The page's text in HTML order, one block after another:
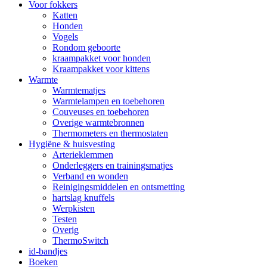
Voor fokkers
Katten
Honden
Vogels
Rondom geboorte
kraampakket voor honden
Kraampakket voor kittens
Warmte
Warmtematjes
Warmtelampen en toebehoren
Couveuses en toebehoren
Overige warmtebronnen
Thermometers en thermostaten
Hygiëne & huisvesting
Arterieklemmen
Onderleggers en trainingsmatjes
Verband en wonden
Reinigingsmiddelen en ontsmetting
hartslag knuffels
Werpkisten
Testen
Overig
ThermoSwitch
id-bandjes
Boeken